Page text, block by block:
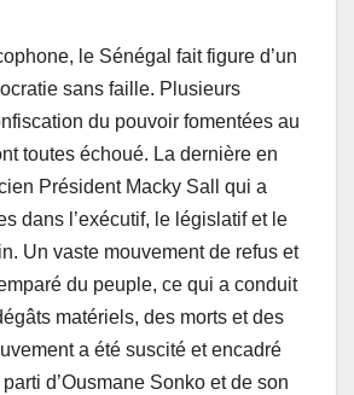
le Sénégal fait figure d’un
sans faille. Plusieurs
du pouvoir fomentées au
toutes échoué. La dernière en
Président Macky Sall qui a
dans l’exécutif, le législatif et le
Un vaste mouvement de refus et
du peuple, ce qui a conduit
matériels, des morts et des
a été suscité et encadré
d’Ousmane Sonko et de son